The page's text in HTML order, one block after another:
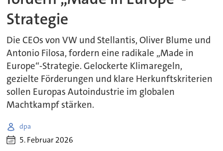
Strategie
Die CEOs von VW und Stellantis, Oliver Blume und
Antonio Filosa, fordern eine radikale „Made in
Europe“-Strategie. Gelockerte Klimaregeln,
gezielte Förderungen und klare Herkunftskriterien
sollen Europas Autoindustrie im globalen
Machtkampf stärken.
dpa
5. Februar 2026